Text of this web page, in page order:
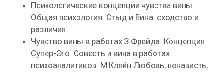
Психологические концепции чувства вины.
Общая психология. Стыд и Вина: сходство и
различия.
Чувство вины в работах З.Фрейда. Концепция
Супер-Эго. Совесть и вина в работах
психоаналитиков. М.Кляйн Любовь, ненависть,